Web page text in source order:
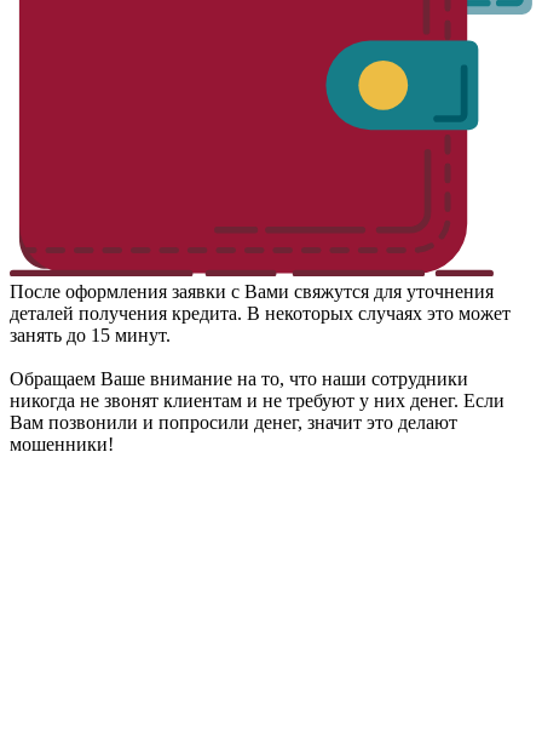
После оформления заявки с Вами свяжутся для уточнения
деталей получения кредита. В некоторых случаях это может
занять до 15 минут.
Обращаем Ваше внимание на то, что наши сотрудники
никогда не звонят клиентам и не требуют у них денег. Если
Вам позвонили и попросили денег, значит это делают
мошенники!